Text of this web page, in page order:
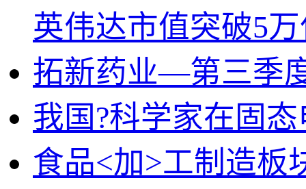
英伟达市值突破5
拓新药业—第三季
我国?科学家在固
食品<加>工制造板